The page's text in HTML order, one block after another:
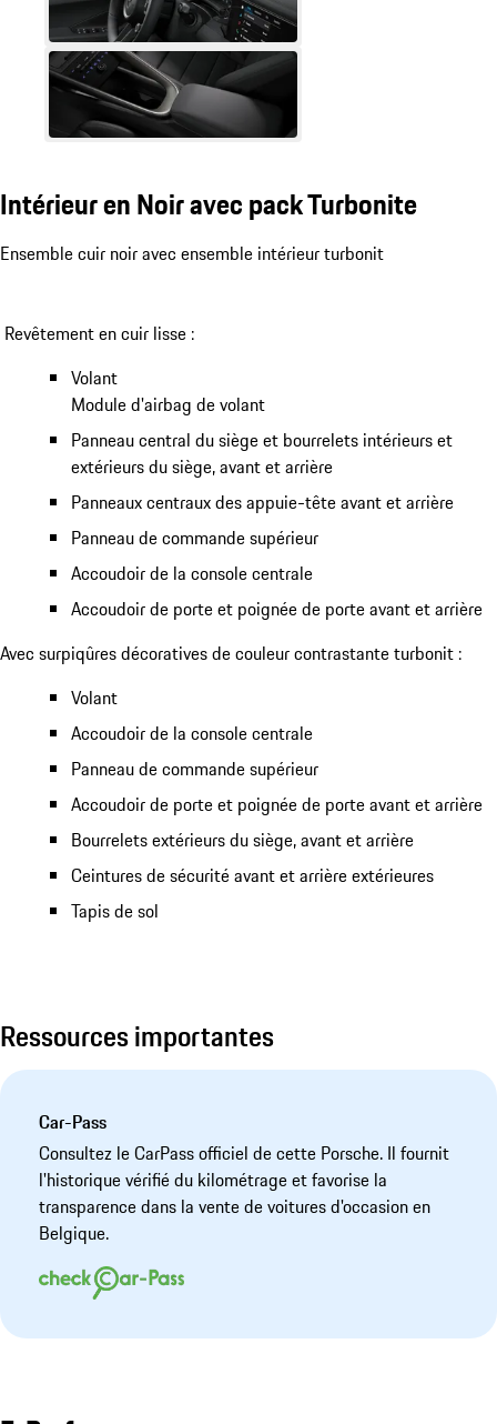
Intérieur en Noir avec pack Turbonite
Ensemble cuir noir avec ensemble intérieur turbonit
Revêtement en cuir lisse :
Volant
Module d'airbag de volant
Panneau central du siège et bourrelets intérieurs et
extérieurs du siège, avant et arrière
Panneaux centraux des appuie-tête avant et arrière
Panneau de commande supérieur
Accoudoir de la console centrale
Accoudoir de porte et poignée de porte avant et arrière
Avec surpiqûres décoratives de couleur contrastante turbonit :
Volant
Accoudoir de la console centrale
Panneau de commande supérieur
Accoudoir de porte et poignée de porte avant et arrière
Bourrelets extérieurs du siège, avant et arrière
Ceintures de sécurité avant et arrière extérieures
Tapis de sol
Ressources importantes
Car-Pass
Consultez le CarPass officiel de cette Porsche. Il fournit
l'historique vérifié du kilométrage et favorise la
transparence dans la vente de voitures d'occasion en
Belgique.